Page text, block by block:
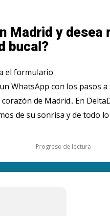
Madrid y desea
bucal?
el formulario
WhatsApp con los pasos
de Madrid.. En
de su sonrisa y de todo lo
Progreso de lectura